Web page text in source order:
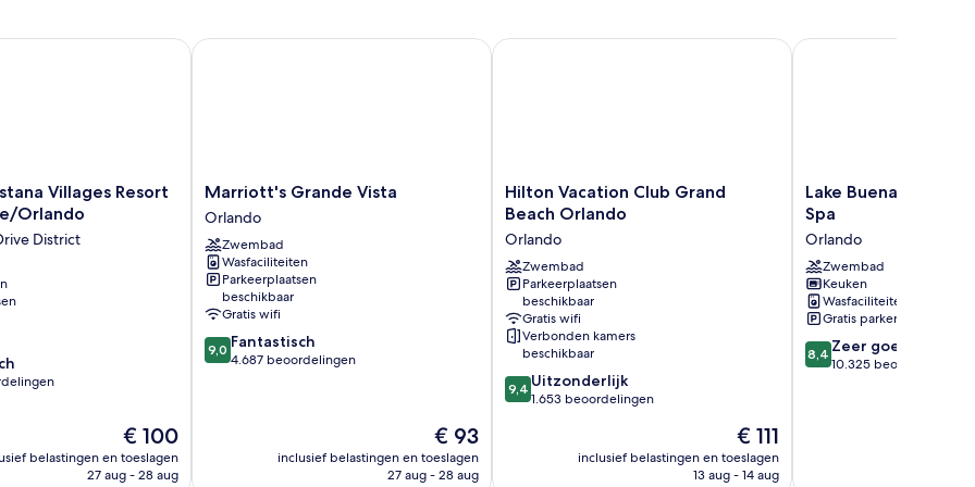
Villages Resort
Orlando
District
De
prijs
is
€ 100
belastingen en toeslagen
27 aug - 28 aug
Villages Resort Villas, I-Drive/Orlando
Marriott's
Grande
Vista
Orlando
Marriott's Grande Vista
Orlando
Zwembad
Wasfaciliteiten
Parkeerplaatsen
beschikbaar
Gratis wifi
9.0
van
9,0 Fantastisch
4.687 beoordelingen
De
prijs
is
€ 93
inclusief belastingen en toeslagen
27 aug - 28 aug
Marriott's Grande Vista
Hilton
Vacation
Grand
Beach
Orlando
Orlando
Hilton Vacation Club Grand
Beach Orlando
Orlando
Zwembad
Parkeerplaatsen
beschikbaar
Gratis wifi
Verbonden kamers
beschikbaar
9.4
van
9,4 Uitzonderlijk
1.653 beoordelingen
De
prijs
is
€ 111
inclusief belastingen en toeslagen
13 aug - 14 aug
Hilton Vacation Club Grand Beach Orlando
Lake
Buena
Vista
Resort
Village
&
Spa
Orlando
Lake Buena Vista
Spa
Orlando
Zwembad
Keuken
Wasfaciliteiten
Gratis parkeren
8.4
van
8,4 Zeer goed
10.325 beoordelingen
Lake Buena Vista